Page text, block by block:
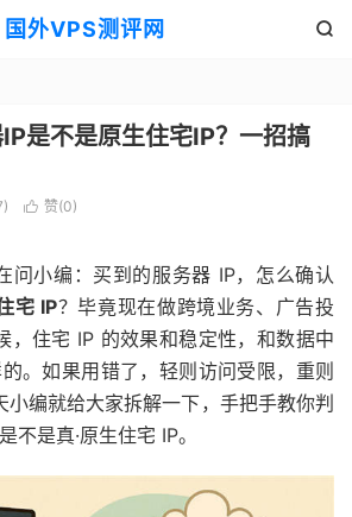
国外VPS测评网 
是不是原生住宅IP？一招搞
 赞(0)
问小编：买到的服务器 IP，怎么确认
宅 IP？毕竟现在做跨境业务、广告投
，住宅 IP 的效果和稳定性，和数据中
。如果用错了，轻则访问受限，重则
小编就给大家拆解一下，手把手教你判
不是真·原生住宅 IP。